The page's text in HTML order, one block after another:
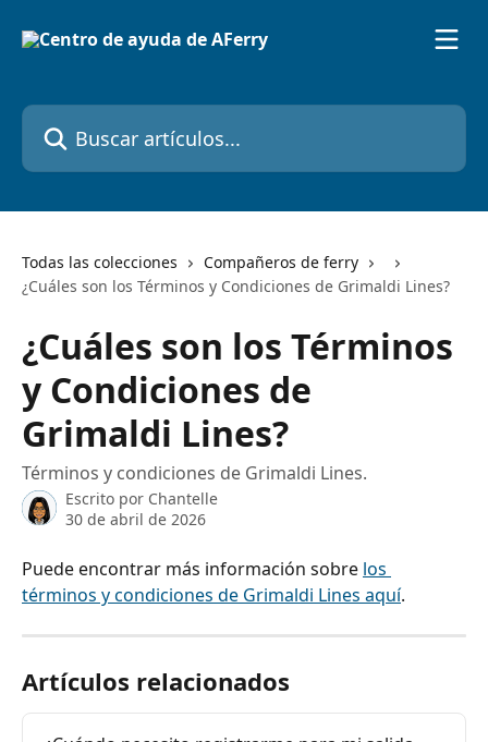
Buscar artículos...
Todas las colecciones
Compañeros de ferry
¿Cuáles son los Términos y Condiciones de Grimaldi Lines?
¿Cuáles son los Términos
y Condiciones de
Grimaldi Lines?
Términos y condiciones de Grimaldi Lines.
Escrito por Chantelle
30 de abril de 2026
Puede encontrar más información sobre los
términos y condiciones de Grimaldi Lines aquí.
Artículos relacionados